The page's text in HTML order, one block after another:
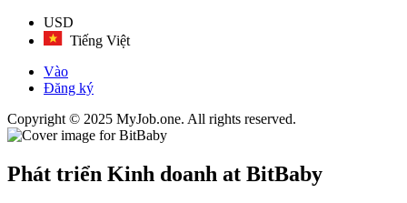
USD
Tiếng Việt
Vào
Đăng ký
Copyright © 2025 MyJob.one. All rights reserved.
Phát triển Kinh doanh at BitBaby